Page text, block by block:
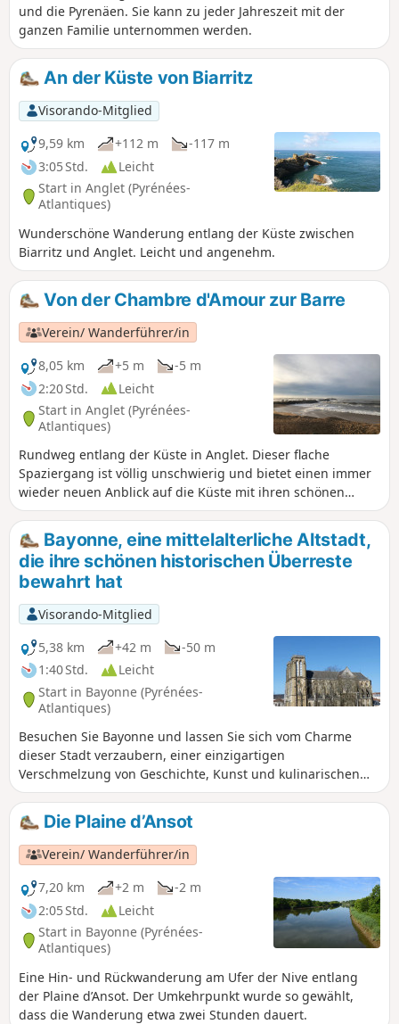
und die Pyrenäen. Sie kann zu jeder Jahreszeit mit der
ganzen Familie unternommen werden.
An der Küste von Biarritz
Visorando-Mitglied
9,59 km
+112 m
-117 m
3:05 Std.
Leicht
Start in Anglet (Pyrénées-
Atlantiques)
Wunderschöne Wanderung entlang der Küste zwischen
Biarritz und Anglet. Leicht und angenehm.
Von der Chambre d'Amour zur Barre
Verein/ Wanderführer/in
8,05 km
+5 m
-5 m
2:20 Std.
Leicht
Start in Anglet (Pyrénées-
Atlantiques)
Rundweg entlang der Küste in Anglet. Dieser flache
Spaziergang ist völlig unschwierig und bietet einen immer
wieder neuen Anblick auf die Küste mit ihren schönen
Wellen.
Bayonne, eine mittelalterliche Altstadt,
die ihre schönen historischen Überreste
bewahrt hat
Visorando-Mitglied
5,38 km
+42 m
-50 m
1:40 Std.
Leicht
Start in Bayonne (Pyrénées-
Atlantiques)
Besuchen Sie Bayonne und lassen Sie sich vom Charme
dieser Stadt verzaubern, einer einzigartigen
Verschmelzung von Geschichte, Kunst und kulinarischen
Genüssen. Tauchen Sie ein in die Welt einer Stadt der Kunst
und Geschichte, die stolz als Hauptstadt des französischen
Baskenlandes bezeichnet wird. Kunst und Kultur blühen in
den Straßen und prägen das Stadtbild. Als wahres
Feinschmeckerziel ist die Stadt sowohl als französische
Hauptstadt der Schokolade als auch als Heimat des
berühmten Bayonne-Schinkens bekannt. An jeder
Straßenecke offenbart sich eine reiche Geschichte, die sich
in symbolträchtigen Denkmälern wie der Kathedrale Sainte-
Marie, den Stadtmauern und den Kasematten
widerspiegelt…
Die Plaine d’Ansot
Verein/ Wanderführer/in
7,20 km
+2 m
-2 m
2:05 Std.
Leicht
Start in Bayonne (Pyrénées-
Atlantiques)
Eine Hin- und Rückwanderung am Ufer der Nive entlang
der Plaine d’Ansot. Der Umkehrpunkt wurde so gewählt,
dass die Wanderung etwa zwei Stunden dauert.